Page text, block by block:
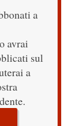
a
avrai
sul
a